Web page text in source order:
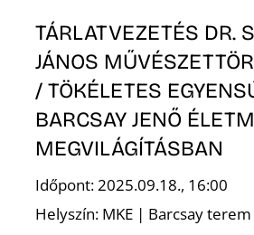
TÁRLATVEZETÉS DR.
JÁNOS
/ TÖKÉLETES
BARCSAY JENŐ
MEGVILÁGÍTÁSBAN
Időpont: 2025.09.18., 16:00
Helyszín: MKE | Barcsay terem